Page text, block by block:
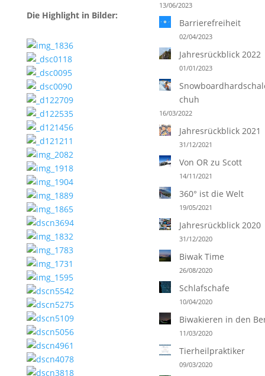
Die Highlight in Bilder:
13/06/2023
Barrierefreiheit
02/04/2023
Jahresrückblick 2022
01/01/2023
chuh
16/03/2022
Jahresrückblick 2021
31/12/2021
Von OR zu Scott
14/11/2021
360° ist die Welt
19/05/2021
Jahresrückblick 2020
31/12/2020
Biwak Time
26/08/2020
Schlafschafe
10/04/2020
Biwakieren in den
11/03/2020
Tierheilpraktiker
09/03/2020